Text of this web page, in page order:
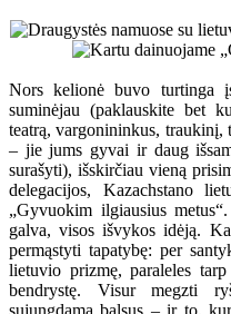
Nors kelionė buvo turtinga
suminėjau (paklauskite bet
teatrą, vargonininkus, traukinį,
– jie jums gyvai ir daug
surašyti), išskirčiau vieną
delegacijos, Kazachstano
„Gyvuokim ilgiausius
galva, visos išvykos idėją.
permąstyti tapatybę: per
lietuvio prizmę, paraleles
bendrystę. Visur megzti
sujungdama balsus – ir to,